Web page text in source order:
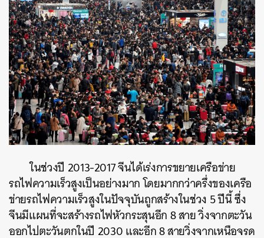
ในช่วงปี 2013-2017 จีนได้เร่งการขยายเครือข่าย
รถไฟความเร็วสูงเป็นอย่างมาก โดยมากกว่าครึ่งของเครือ
ข่ายรถไฟความเร็วสูงในปัจจุบันถูกสร้างในช่วง 5 ปีนี้ ซึ่ง
จีนมีแผนที่จะสร้างรถไฟหัวกระสุนอีก 8 สาย วิ่งจากตะวัน
ออกไปตะวันตกในปี 2030 และอีก 8 สายวิ่งจากเหนือจรด